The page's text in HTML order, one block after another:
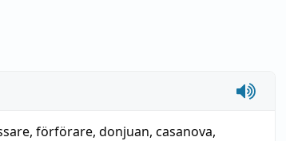
, förförare, donjuan, casanova,